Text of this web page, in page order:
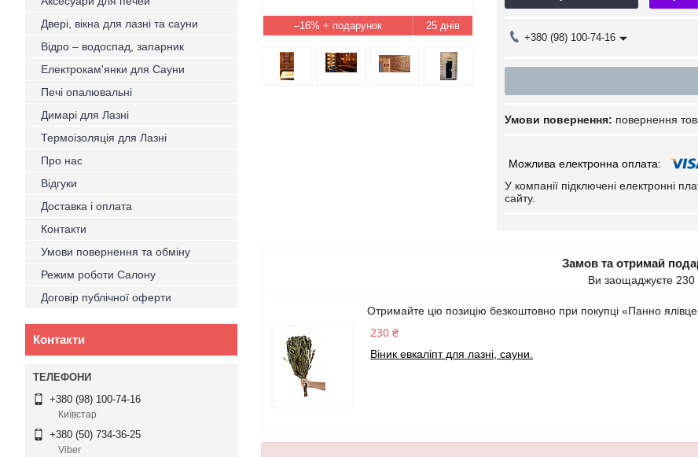
–16% 25 днів
+380 (98) 100-74-16
повернення
У компанії підключені електронні
сайту.
Замов та отримай
Ви заощаджуєте 230
Отримайте цю позицію безкоштовно при покупці «Панно
230 ₴
Віник евкаліпт для лазні, сауни.
Двері, вікна для лазні та сауни
Відро – водоспад, запарник
Електрокам'янки для Сауни
Печі опалювальні
Димарі для Лазні
Термоізоляція для Лазні
Про нас
Відгуки
Доставка і оплата
Контакти
Умови повернення та обміну
Режим роботи Салону
Договір публічної оферти
Контакти
+380 (98) 100-74-16
Київстар
+380 (50) 734-36-25
Viber